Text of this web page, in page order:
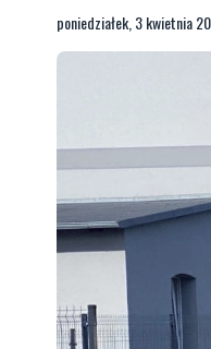
poniedziałek, 3 kwietnia